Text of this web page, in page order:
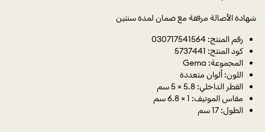
شهادة الأصالة مرفقة مع ضمان لمدة سنتين
رقم المنتج: 030717541564
كود المنتج: 5737441
المجموعة: Gema
اللون: ألوان متعددة
القطر الداخلي: 5.8 × 5 سم
مقاس الموتيف: 1 × 6.8 سم
الطول: 17 سم